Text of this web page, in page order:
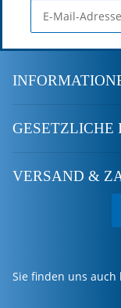
GESETZLICHE
VERSAND &
Sie finden uns auch